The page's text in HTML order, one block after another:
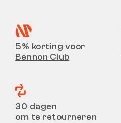
5% korting voor
Bennon Club
30 dagen
om te retourneren